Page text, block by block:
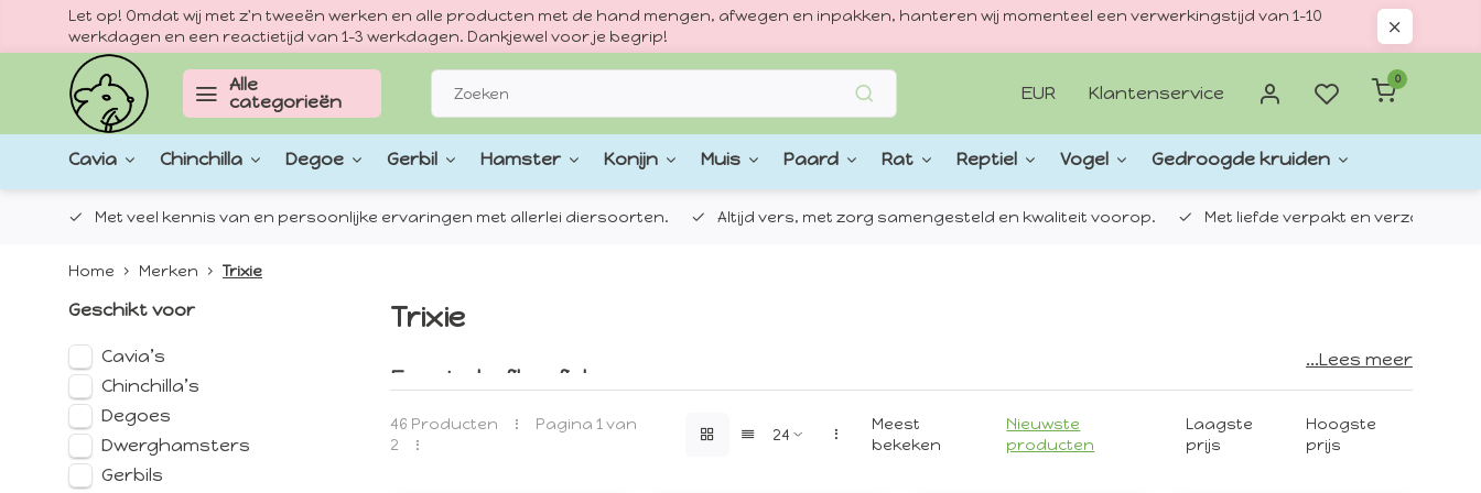
Let op! Omdat wij met z'n tweeën werken en alle producten met de hand mengen, afwegen en inpakken, hanteren wij momenteel een verwerkingstijd van 1–10
werkdagen en een reactietijd van 1–3 werkdagen. Dankjewel voor je begrip!
Alle
categorieën
EUR Klantenservice
0
Cavia Chinchilla Degoe Gerbil Hamster Konijn Muis Paard Rat Reptiel Vogel Gedroogde kruiden
Met veel kennis van en persoonlijke ervaringen met allerlei diersoorten. Altijd vers, met zorg samengesteld en kwaliteit voorop. Met liefde verpakt en verzonden.
Home Merken Trixie
Geschikt voor
Cavia’s
Chinchilla’s
Degoes
Dwerghamsters
Gerbils
Trixie
Een sterke filosofie!
1974 z’n vrachtwagen belaadde met hondenriemen, speeltjes en kauwbotten, kon hij niet in het minst
bevroeden dat z’n eenmanszaak zich zou ontwikkelen tot een marktleider in Europa.
...Lees meer
46 Producten
Pagina 1 van
2
Meest
bekeken
Nieuwste
producten
Laagste
prijs
Hoogste
prijs